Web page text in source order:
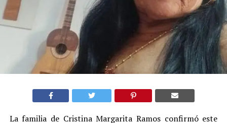
La familia de Cristina Margarita Ramos confirmó este